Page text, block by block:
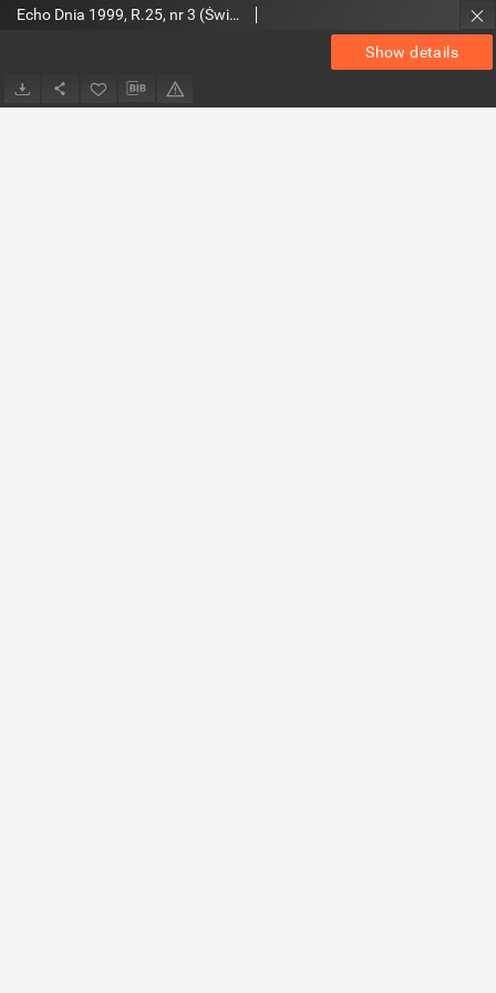
Show details
Echo Dnia 1999, R.25, nr 3 (Świętokrzyskie)